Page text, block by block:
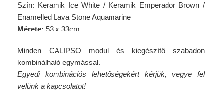
Szín: Keramik Ice White / Keramik Emperador Brown /
Enamelled Lava Stone Aquamarine
Mérete: 53 x 33cm
Minden CALIPSO modul és kiegészítő szabadon
kombinálható egymással.
Egyedi kombinációs lehetőségekért kérjük, vegye fel
velünk a kapcsolatot!